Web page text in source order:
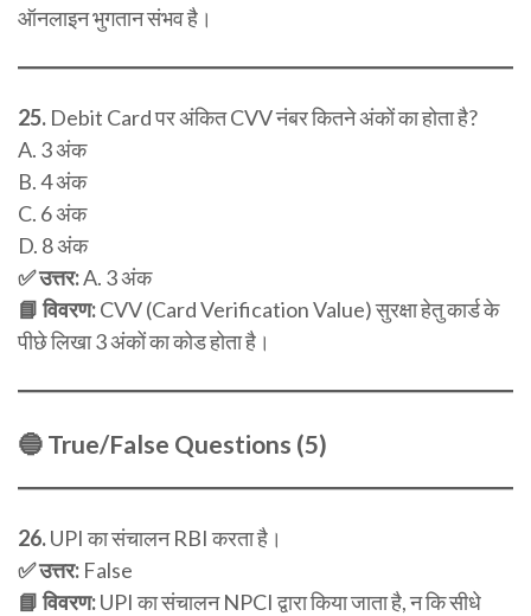
ऑनलाइन भुगतान संभव है।
25. Debit Card पर अंकित CVV नंबर कितने अंकों का होता है?
A. 3 अंक
B. 4 अंक
C. 6 अंक
D. 8 अंक
✅ उत्तर:A. 3 अंक
📘 विवरण:CVV (Card Verification Value) सुरक्षा हेतु कार्ड के
पीछे लिखा 3 अंकों का कोड होता है।
🔵 True/False Questions (5)
26.UPI का संचालन RBI करता है।
✅ उत्तर: False
📘 विवरण:UPI का संचालन NPCI द्वारा किया जाता है, न कि सीधे